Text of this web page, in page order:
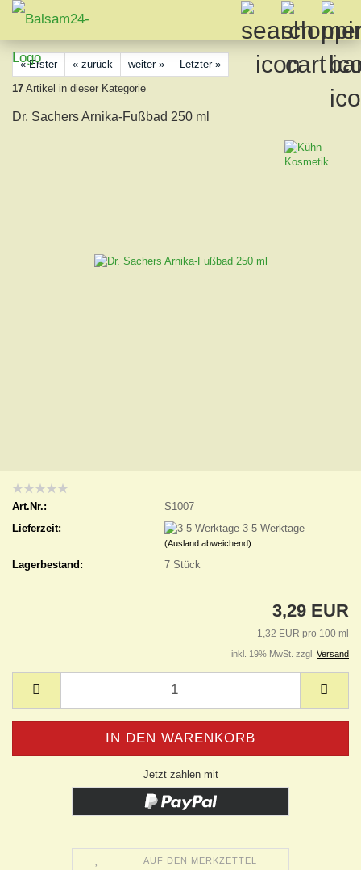
« Erster « zurück weiter »
Letzter »
17 Artikel in dieser Kategorie
Dr. Sachers Arnika-Fußbad 250 ml
Art.Nr.:
S1007
Lieferzeit:
3-5 Werktage
(Ausland abweichend)
Lagerbestand: 7Stück
3,29 EUR
1,32 EUR pro 100 ml
inkl. 19% MwSt. zzgl. Versand
Jetzt zahlen mit
AUF DEN MERKZETTEL